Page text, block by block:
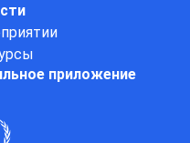
приложение